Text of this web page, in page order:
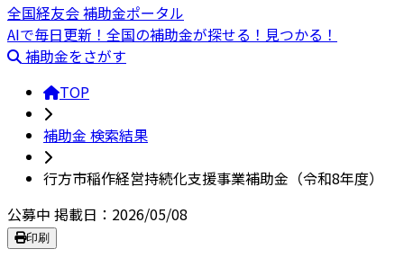
全国経友会 補助金ポータル
AIで毎日更新！全国の補助金が探せる！見つかる！
補助金をさがす
TOP
補助金 検索結果
行方市稲作経営持続化支援事業補助金（令和8年度）
公募中 掲載日：2026/05/08
印刷